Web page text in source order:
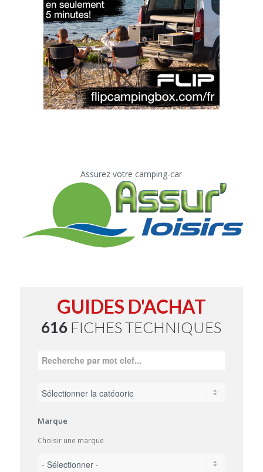
Assurez votre camping-car
GUIDES D'ACHAT
616 FICHES TECHNIQUES
Marque
Choisir une marque